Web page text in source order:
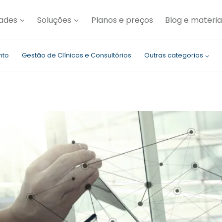
Soluções Planos e preços Blog e
Gestão de Clínicas e Consultórios Outras categorias